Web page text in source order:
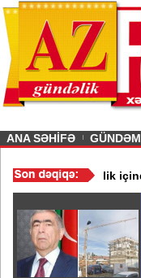
ANA SƏHİFƏ GÜNDƏM
20 Yanvar abidəsi